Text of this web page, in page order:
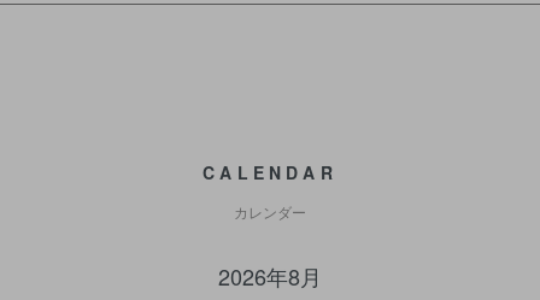
CALENDAR
カレンダー
2026年8月